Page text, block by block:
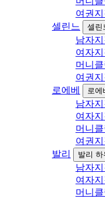
여권
셀린느
셀린
남자
여자
머니
여권
로에베
로에
남자
여자
머니
여권
발리
발리 하
남자
여자
머니